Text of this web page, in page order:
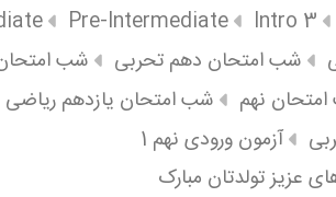
Intro 3
Pre-Intermediate
شب امتحان دهم تحربی
شب
نهم
شب امتحان یازدهم ریاضی
آزمون ورودی نهم 1
عزیز تولدتان مبارک